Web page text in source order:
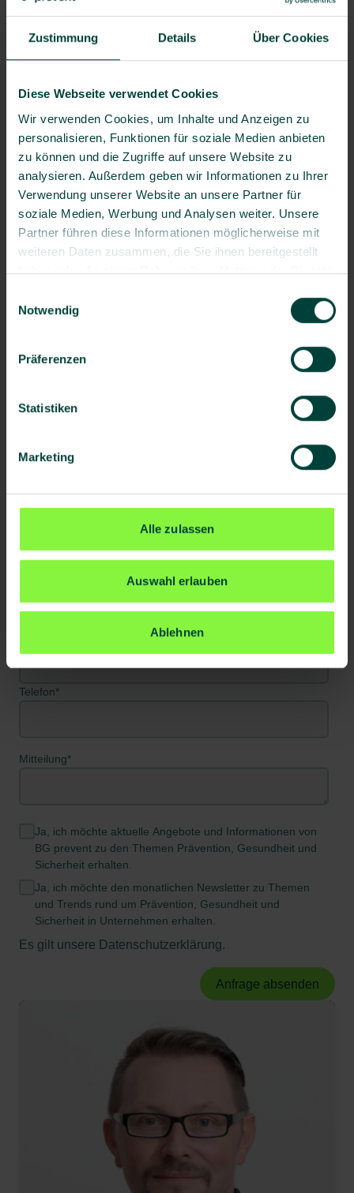
Zustimmung Details Über Cookies
Diese Webseite verwendet Cookies
Wir verwenden Cookies, um Inhalte und Anzeigen zu
personalisieren, Funktionen für soziale Medien anbieten
zu können und die Zugriffe auf unsere Website zu
analysieren. Außerdem geben wir Informationen zu Ihrer
Verwendung unserer Website an unsere Partner für
soziale Medien, Werbung und Analysen weiter. Unsere
Partner führen diese Informationen möglicherweise mit
weiteren Daten zusammen, die Sie ihnen bereitgestellt
haben oder die sie im Rahmen Ihrer Nutzung der Dienste
Notwendig
Präferenzen
Statistiken
Marketing
Alle zulassen
Auswahl erlauben
Ablehnen
Unternehmen
Anzahl Mitarbeitende
Position
Telefon*
Mitteilung*
Ja, ich möchte aktuelle Angebote und Informationen von
BG prevent zu den Themen Prävention, Gesundheit und
Sicherheit erhalten.
Ja, ich möchte den monatlichen Newsletter zu Themen
und Trends rund um Prävention, Gesundheit und
Sicherheit in Unternehmen erhalten.
Es gilt unsere Datenschutzerklärung.